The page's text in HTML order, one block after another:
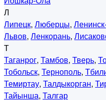
Л
Липецк, Люберцы,
Львов, Ленкорань,
Т
Таганрог, Тамбов, Тверь,
Тобольск, Тернополь,
Темиртау, Талдыкорган,
Тайынша, Талгар